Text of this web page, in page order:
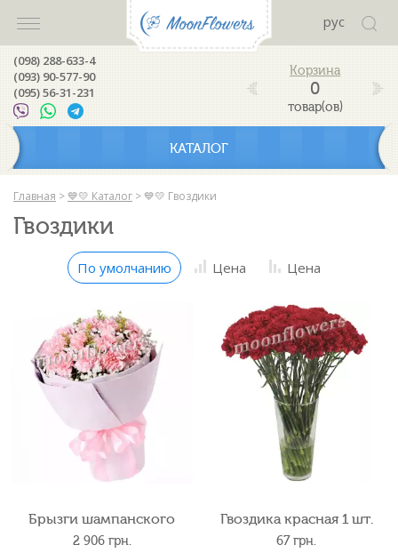
рус
(098) 288-633-4
(093) 90-577-90
(095) 56-31-231
0
товар(ов)
КАТАЛОГ
Главная > 💙💛 Каталог > 💙💛 Гвоздики
Гвоздики
По умолчанию Цена Цена
Брызги шампанского
2 906 грн.
Гвоздика красная 1 шт.
67грн.